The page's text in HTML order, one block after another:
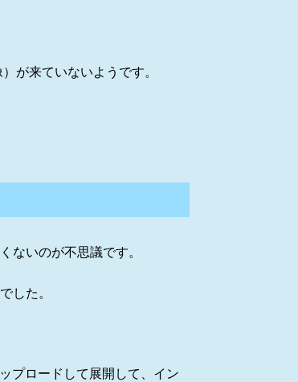
が来ていないようです。
ないのが不思議です。
した。
プロードして展開して、イン